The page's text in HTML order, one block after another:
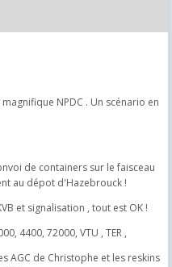
NPDC . Un scénario en
de containers sur le faisceau
au dépot d'Hazebrouck !
et signalisation , tout est OK !
4400, 72000, VTU , TER ,
de Christophe et les reskins